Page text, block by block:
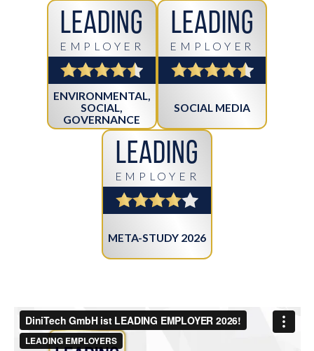
Leading
EMPLOYER
ENVIRONMENTAL,
SOCIAL,
GOVERNANCE
Leading
EMPLOYER
SOCIAL MEDIA
Leading
EMPLOYER
META-STUDY 2026